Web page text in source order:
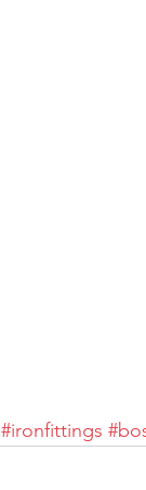
#ironfittings